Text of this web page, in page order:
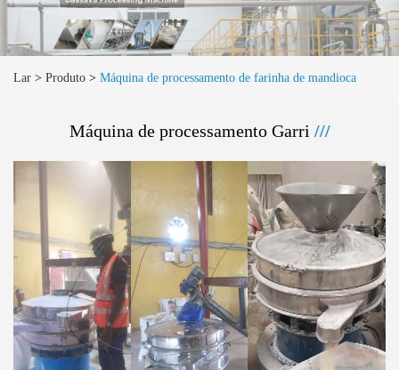
Lar > Produto > Máquina de processamento de farinha de mandioca
Máquina de processamento Garri ///